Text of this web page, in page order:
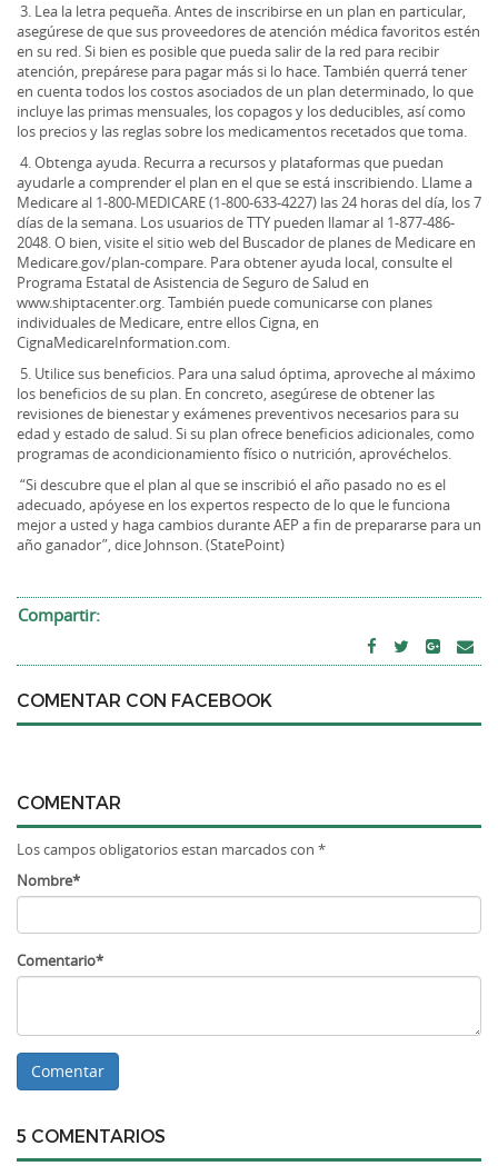
3. Lea la letra pequeña. Antes de inscribirse en un plan en particular,
asegúrese de que sus proveedores de atención médica favoritos estén
en su red. Si bien es posible que pueda salir de la red para recibir
atención, prepárese para pagar más si lo hace. También querrá tener
en cuenta todos los costos asociados de un plan determinado, lo que
incluye las primas mensuales, los copagos y los deducibles, así como
los precios y las reglas sobre los medicamentos recetados que toma.
4. Obtenga ayuda. Recurra a recursos y plataformas que puedan
ayudarle a comprender el plan en el que se está inscribiendo. Llame a
Medicare al 1-800-MEDICARE (1-800-633-4227) las 24 horas del día, los 7
días de la semana. Los usuarios de TTY pueden llamar al 1-877-486-
2048. O bien, visite el sitio web del Buscador de planes de Medicare en
Medicare.gov/plan-compare. Para obtener ayuda local, consulte el
Programa Estatal de Asistencia de Seguro de Salud en
www.shiptacenter.org. También puede comunicarse con planes
individuales de Medicare, entre ellos Cigna, en
CignaMedicareInformation.com.
5. Utilice sus beneficios. Para una salud óptima, aproveche al máximo
los beneficios de su plan. En concreto, asegúrese de obtener las
revisiones de bienestar y exámenes preventivos necesarios para su
edad y estado de salud. Si su plan ofrece beneficios adicionales, como
programas de acondicionamiento físico o nutrición, aprovéchelos.
“Si descubre que el plan al que se inscribió el año pasado no es el
adecuado, apóyese en los expertos respecto de lo que le funciona
mejor a usted y haga cambios durante AEP a fin de prepararse para un
año ganador”, dice Johnson. (StatePoint)
Compartir:
COMENTAR CON FACEBOOK
COMENTAR
Los campos obligatorios estan marcados con *
Nombre*
Comentario*
5 COMENTARIOS